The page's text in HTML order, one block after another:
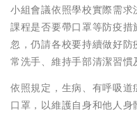
小組會議依照學校實際需求
課程是否要帶口罩等防疫
忽，仍請各校要持續做好
常洗手、維持手部清潔習慣
依照規定，生病、有呼吸
口罩，以維護自身和他人